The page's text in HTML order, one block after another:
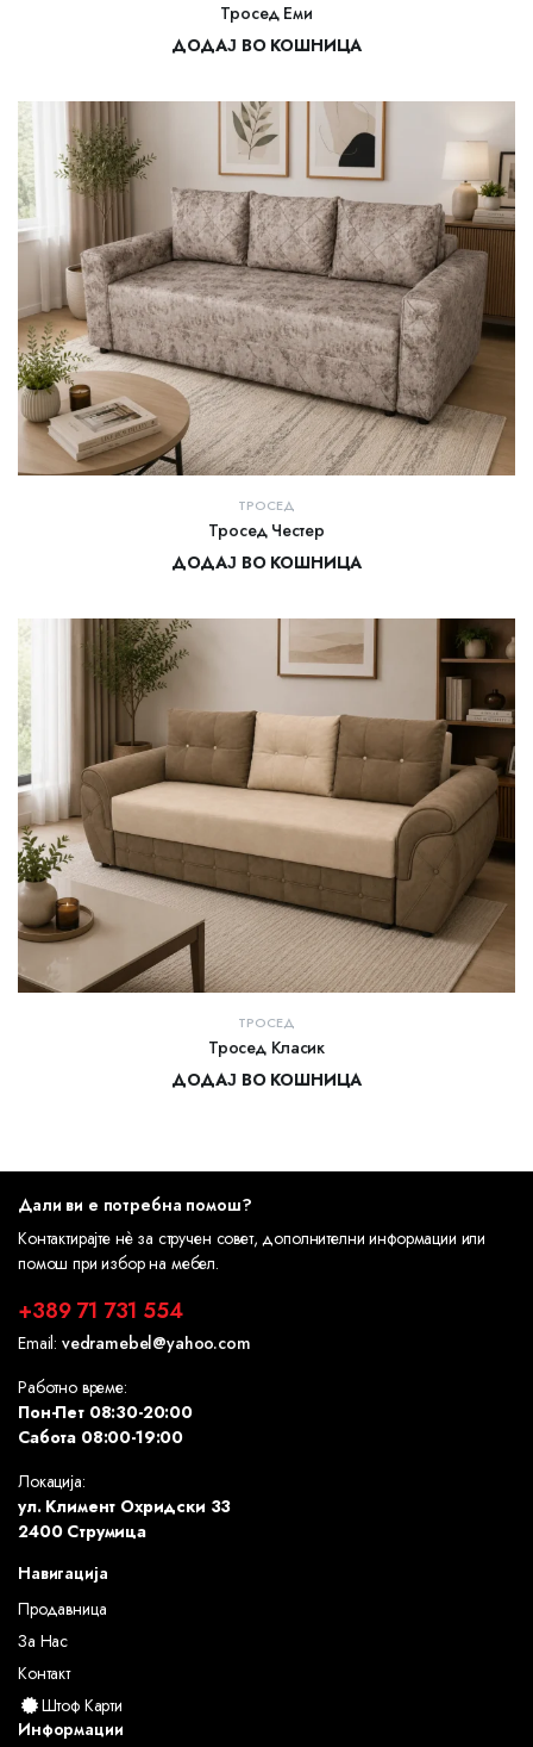
Тросед Еми
ДОДАЈ ВО КОШНИЦА
ТРОСЕД
Тросед Честер
ДОДАЈ ВО КОШНИЦА
ТРОСЕД
Тросед Класик
ДОДАЈ ВО КОШНИЦА
Дали ви е потребна помош?
Контактирајте нè за стручен совет, дополнителни информации или
помош при избор на мебел.
+389 71 731 554
Email: vedramebel@yahoo.com
Работно време:
Пон-Пет 08:30-20:00
Сабота 08:00-19:00
Локација:
ул. Климент Охридски 33
2400 Струмица
Навигација
Продавница
За Нас
Контакт
Штоф Карти
Информации